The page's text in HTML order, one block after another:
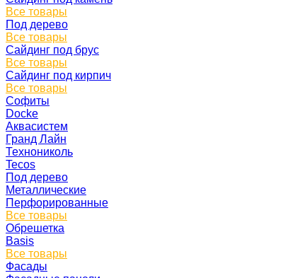
Все товары
Под дерево
Все товары
Сайдинг под брус
Все товары
Сайдинг под кирпич
Все товары
Софиты
Docke
Аквасистем
Гранд Лайн
Технониколь
Tecos
Под дерево
Металлические
Перфорированные
Все товары
Обрешетка
Basis
Все товары
Фасады